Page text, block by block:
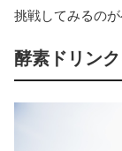
挑戦してみるのが
酵素ドリン